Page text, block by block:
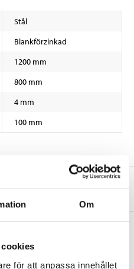
Om
för att anpassa innehållet
Stål
Blankförzinkad
1200 mm
800 mm
4 mm
100 mm